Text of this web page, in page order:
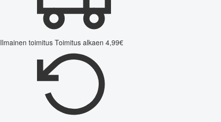
Ilmainen toimitus Toimitus alkaen 4,99€